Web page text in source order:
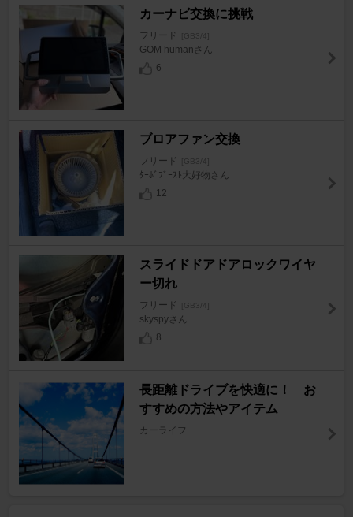
カーナビ交換に挑戦
フリード [GB3/4]
GOM humanさん
6
ブロアファン交換
フリード [GB3/4]
ﾀｰﾎﾞﾌﾞｰｽﾄ大好物さん
12
スライドドアドアロックワイヤ
ー切れ
フリード [GB3/4]
skyspyさん
8
長距離ドライブを快適に！ お
すすめの方法やアイテム
カーライフ